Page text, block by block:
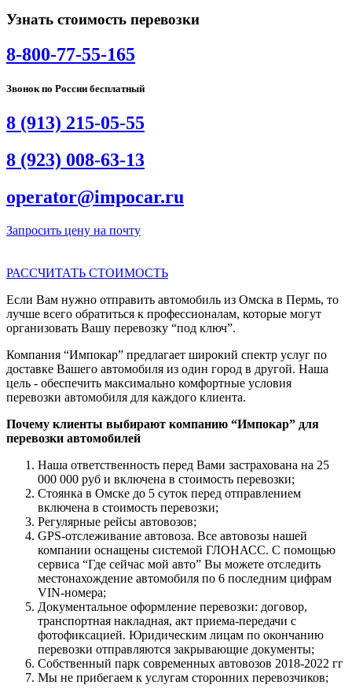
Узнать стоимость перевозки
8-800-77-55-165
Звонок по России бесплатный
8 (913) 215-05-55
8 (923) 008-63-13
operator@impocar.ru
Запросить цену на почту
РАССЧИТАТЬ СТОИМОСТЬ
Если Вам нужно отправить автомобиль из Омска в Пермь, то
лучше всего обратиться к профессионалам, которые могут
организовать Вашу перевозку “под ключ”.
Компания “Импокар” предлагает широкий спектр услуг по
доставке Вашего автомобиля из один город в другой. Наша
цель - обеспечить максимально комфортные условия
перевозки автомобиля для каждого клиента.
Почему клиенты выбирают компанию “Импокар” для
перевозки автомобилей
Наша ответственность перед Вами застрахована на 25
000 000 руб и включена в стоимость перевозки;
Стоянка в Омске до 5 суток перед отправлением
включена в стоимость перевозки;
Регулярные рейсы автовозов;
GPS-отслеживание автовоза. Все автовозы нашей
компании оснащены системой ГЛОНАСС. С помощью
сервиса “Где сейчас мой авто” Вы можете отследить
местонахождение автомобиля по 6 последним цифрам
VIN-номера;
Документальное оформление перевозки: договор,
транспортная накладная, акт приема-передачи с
фотофиксацией. Юридическим лицам по окончанию
перевозки отправляются закрывающие документы;
Собственный парк современных автовозов 2018-2022 гг
Мы не прибегаем к услугам сторонних перевозчиков;